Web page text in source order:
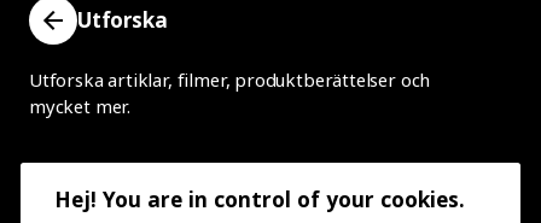
Utforska
Utforska artiklar, filmer, produktberättelser och
mycket mer.
Hej! You are in control of your cookies.